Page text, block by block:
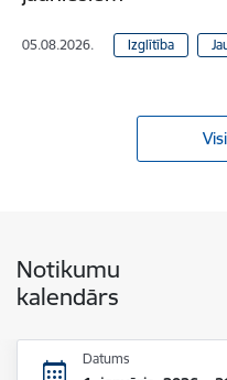
05.08.2026. Izglītība
Notikumu
kalendārs
Datums